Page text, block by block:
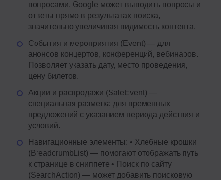
вопросами. Google может выводить вопросы и
ответы прямо в результатах поиска,
значительно увеличивая видимость контента.
События и мероприятия (Event) — для
анонсов концертов, конференций, вебинаров.
Позволяет указать дату, место проведения,
цену билетов.
Акции и распродажи (SaleEvent) —
специальная разметка для временных
предложений с указанием периода действия и
условий.
Навигационные элементы: • Хлебные крошки
(BreadcrumbList) — помогают отображать путь
к странице в сниппете • Поиск по сайту
(SearchAction) — может добавить поисковую